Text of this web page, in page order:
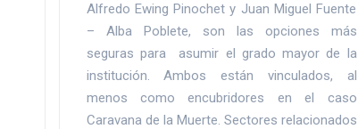
Alfredo Ewing Pinochet y Juan Miguel Fuente
– Alba Poblete, son las opciones más
seguras para asumir el grado mayor de la
institución. Ambos están vinculados, al
menos como encubridores en el caso
Caravana de la Muerte. Sectores relacionados